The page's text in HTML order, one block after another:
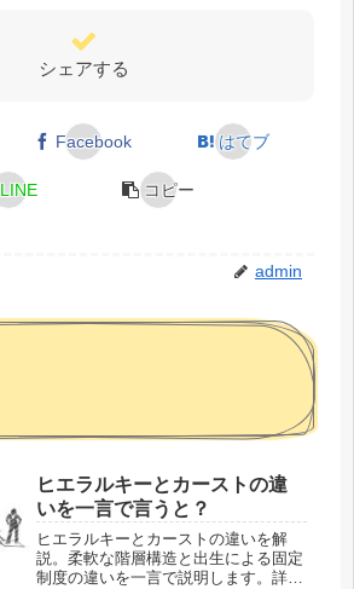
シェアする
Facebook はてブ
LINE コピー
admin
ヒエラルキーとカーストの違
いを一言で言うと？
ヒエラルキーとカーストの違いを解
説。柔軟な階層構造と出生による固定
制度の違いを一言で説明します。詳細